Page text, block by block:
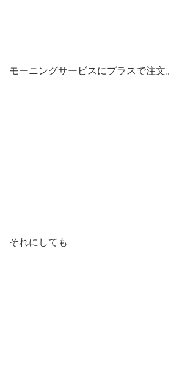
モーニングサービスにプラスで注文。
それにしても